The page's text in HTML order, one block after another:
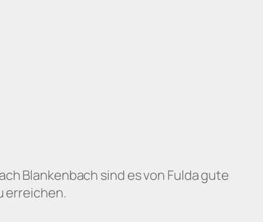
Blankenbach sind es von Fulda gute
erreichen.